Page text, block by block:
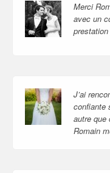
Merci
avec un
J’ai
confiante
autre que
Romain